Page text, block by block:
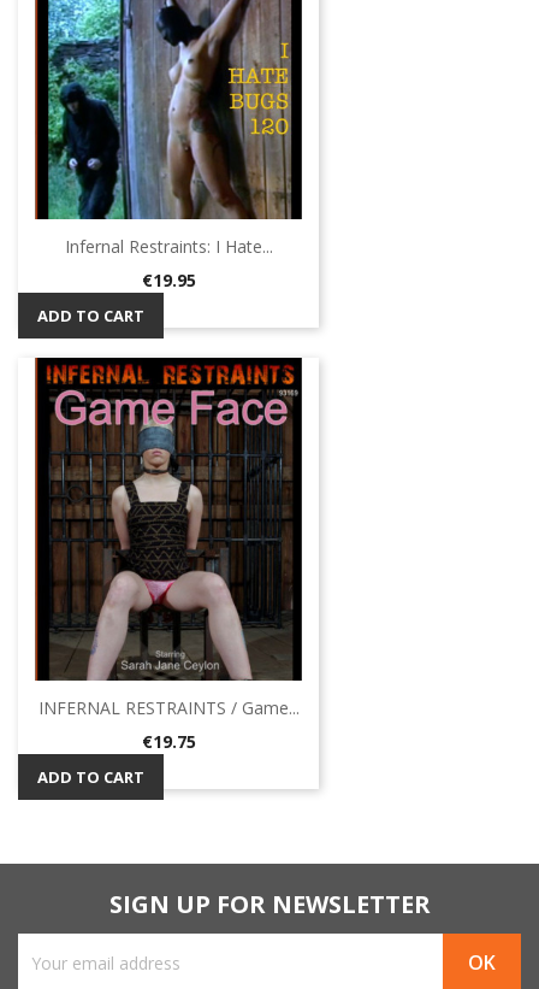
Infernal Restraints: I Hate...
Price
€19.95
ADD TO CART
INFERNAL RESTRAINTS / Game...
Price
€19.75
ADD TO CART
SIGN UP FOR NEWSLETTER